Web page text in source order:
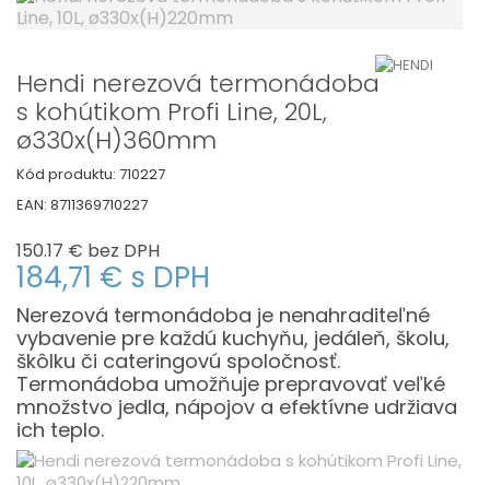
Hendi nerezová termonádoba
s kohútikom Profi Line, 20L,
ø330x(H)360mm
Kód produktu: 710227
EAN: 8711369710227
150.17 € bez DPH
184,71 € s DPH
Nerezová termonádoba je nenahraditeľné
vybavenie pre každú kuchyňu, jedáleň, školu,
škôlku či cateringovú spoločnosť.
Termonádoba umožňuje prepravovať veľké
množstvo jedla, nápojov a efektívne udržiava
ich teplo.